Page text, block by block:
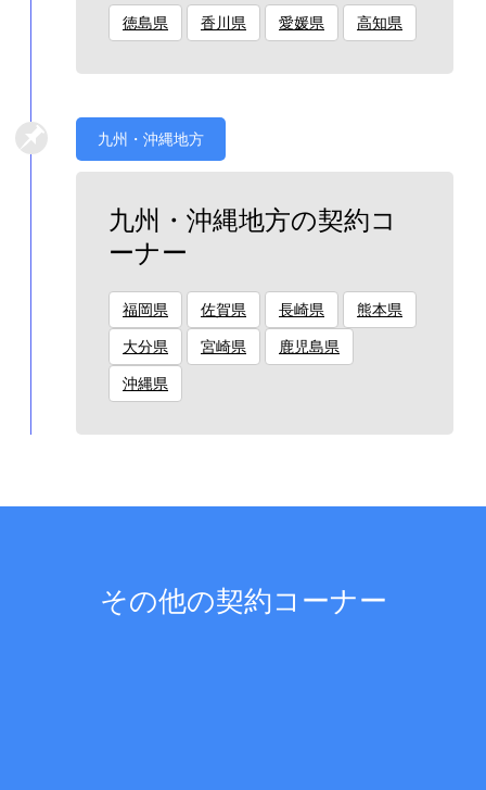
徳島県 香川県 愛媛県 高知県
九州・沖縄地方
九州・沖縄地方の契約コ
ーナー
福岡県 佐賀県 長崎県 熊本県
大分県 宮崎県 鹿児島県
沖縄県
その他の契約コーナー